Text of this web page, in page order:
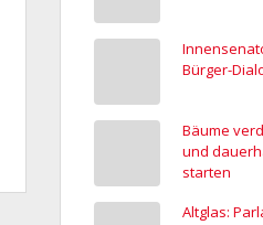
Bürger-
Bäume
und
starten
Altglas: